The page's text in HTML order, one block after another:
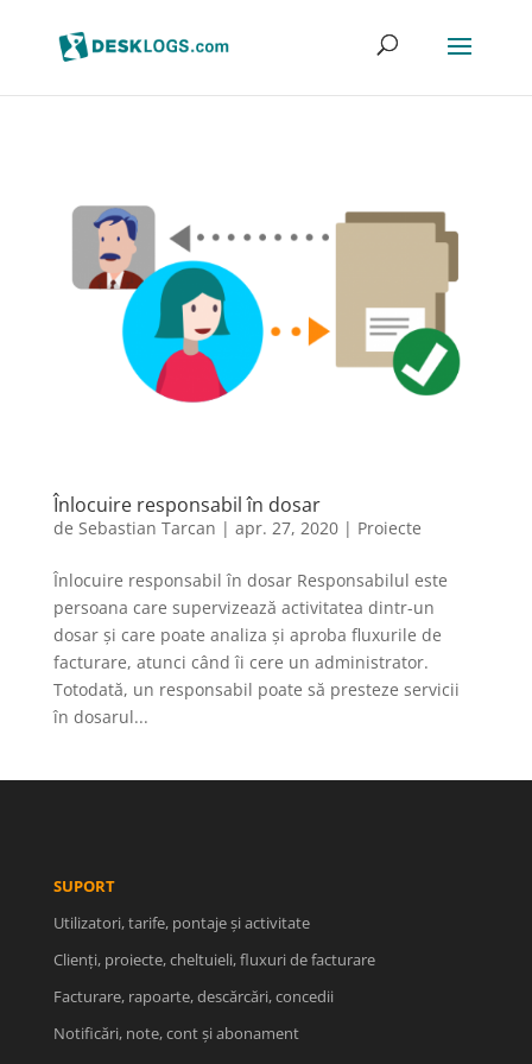
Înlocuire responsabil în dosar
de Sebastian Tarcan | apr. 27, 2020| Proiecte
Înlocuire responsabil în dosar Responsabilul este
persoana care supervizează activitatea dintr-un
dosar și care poate analiza și aproba fluxurile de
facturare, atunci când îi cere un administrator.
Totodată, un responsabil poate să presteze servicii
în dosarul...
SUPORT
Utilizatori, tarife, pontaje și activitate
Clienți, proiecte, cheltuieli, fluxuri de facturare
Facturare, rapoarte, descărcări, concedii
Notificări, note, cont și abonament